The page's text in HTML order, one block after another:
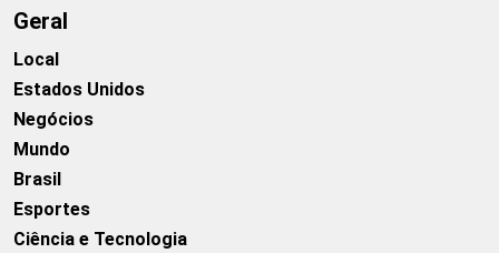
Geral
Local
Estados Unidos
Negócios
Mundo
Brasil
Esportes
Ciência e Tecnologia